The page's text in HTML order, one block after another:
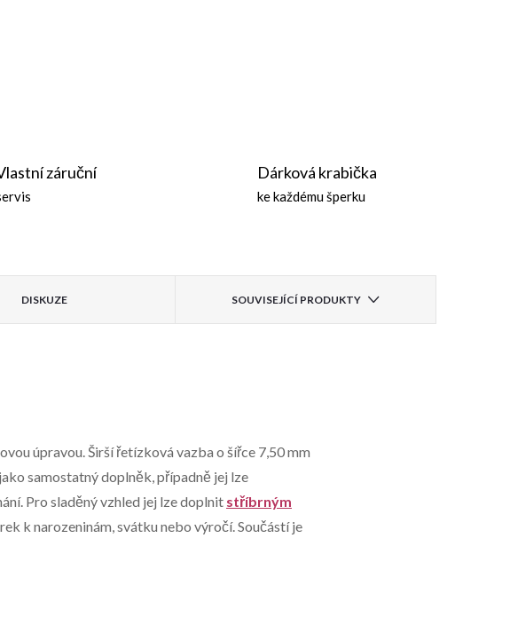
Dárková krabička
ke každému šperku
záruční
DISKUZE SOUVISEJÍCÍ PRODUKTY
úpravou. Širší řetízková vazba o šířce 7,50 mm
samostatný doplněk, případně jej lze
Pro sladěný vzhled jej lze doplnit stříbrným
k narozeninám, svátku nebo výročí. Součástí je